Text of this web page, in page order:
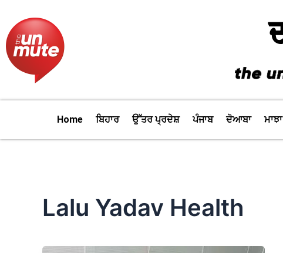
content
Home ਬਿਹਾਰ ਉੱਤਰ ਪ੍ਰਦੇਸ਼ ਪੰਜਾਬ ਦੋਆਬਾ ਮਾਝਾ
Lalu Yadav Health